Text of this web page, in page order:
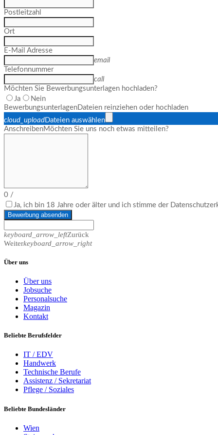
Postleitzahl
Ort
E-Mail Adresse
email
Telefonnummer
call
Möchten Sie Bewerbungsunterlagen hochladen?
Ja
Nein
BewerbungsunterlagenDateien reinziehen oder hochladen
cloud_uploadDateien auswählen
AnschreibenMöchten Sie uns noch etwas mitteilen?
0 /
Ja, ich bin 18 Jahre oder älter und ich stimme der
Bewerbung absenden
keyboard_arrow_leftZurück
Weiterkeyboard_arrow_right
Über uns
Über uns
Jobsuche
Personalsuche
Magazin
Kontakt
Beliebte Berufsfelder
IT / EDV
Handwerk
Technische Berufe
Assistenz / Sekretariat
Pflege / Soziales
Beliebte Bundesländer
Wien